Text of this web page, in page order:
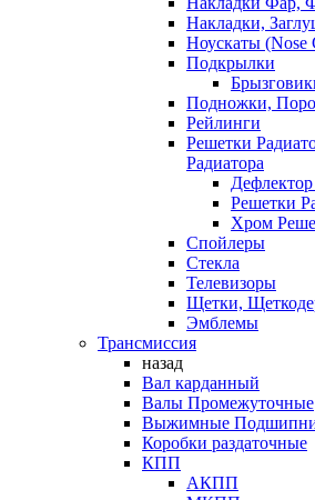
Накладки,
Ноускаты (Nose
Подкрылки
Подножки,
Рейлинги
Решетки
Радиатора
Решетки
Хром
Спойлеры
Стекла
Телевизоры
Щетки,
Эмблемы
Трансмиссия
назад
Вал карданный
Валы Промежуточные
Выжимные
Коробки раздаточные
КПП
АКПП